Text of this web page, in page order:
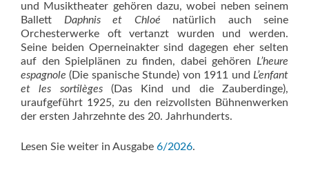
und Musiktheater gehören dazu, wobei neben seinem
Ballett Daphnis et Chloé natürlich auch seine
Orchesterwerke oft vertanzt wurden und werden.
Seine beiden Operneinakter sind dagegen eher selten
auf den Spielplänen zu finden, dabei gehören L’heure
espagnole (Die spanische Stunde) von 1911 und L’enfant
et les sortilèges(Das Kind und die Zauberdinge),
uraufgeführt 1925, zu den reizvollsten Bühnenwerken
der ersten Jahrzehnte des 20. Jahrhunderts.
Lesen Sie weiter in Ausgabe 6/2026.